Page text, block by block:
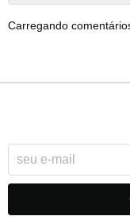
Carregando comentários